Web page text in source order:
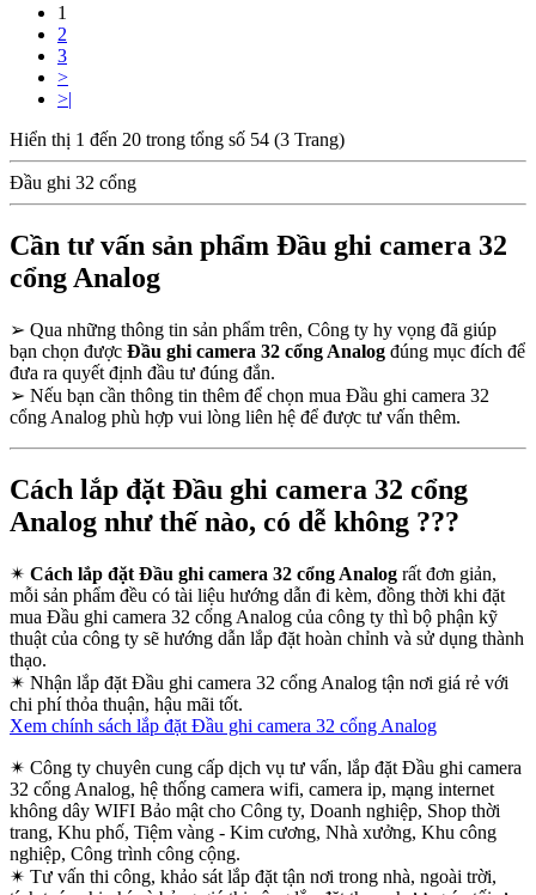
1
2
3
>
>|
Hiển thị 1 đến 20 trong tổng số 54 (3 Trang)
Đầu ghi 32 cổng
Cần tư vấn sản phẩm Đầu ghi camera 32
cổng Analog
➢ Qua những thông tin sản phẩm trên, Công ty hy vọng đã giúp
bạn chọn được Đầu ghi camera 32 cổng Analog đúng mục đích để
đưa ra quyết định đầu tư đúng đắn.
➢ Nếu bạn cần thông tin thêm để chọn mua Đầu ghi camera 32
cổng Analog phù hợp vui lòng liên hệ để được tư vấn thêm.
Cách lắp đặt Đầu ghi camera 32 cổng
Analog như thế nào, có dễ không ???
✴ Cách lắp đặt Đầu ghi camera 32 cổng Analog rất đơn giản,
mỗi sản phẩm đều có tài liệu hướng dẫn đi kèm, đồng thời khi đặt
mua Đầu ghi camera 32 cổng Analog của công ty thì bộ phận kỹ
thuật của công ty sẽ hướng dẫn lắp đặt hoàn chỉnh và sử dụng thành
thạo.
✴ Nhận lắp đặt Đầu ghi camera 32 cổng Analog tận nơi giá rẻ với
chi phí thỏa thuận, hậu mãi tốt.
Xem chính sách lắp đặt Đầu ghi camera 32 cổng Analog
✴ Công ty chuyên cung cấp dịch vụ tư vấn, lắp đặt Đầu ghi camera
32 cổng Analog, hệ thống camera wifi, camera ip, mạng internet
không dây WIFI Bảo mật cho Công ty, Doanh nghiệp, Shop thời
trang, Khu phố, Tiệm vàng - Kim cương, Nhà xưởng, Khu công
nghiệp, Công trình công cộng.
✴ Tư vấn thi công, khảo sát lắp đặt tận nơi trong nhà, ngoài trời,